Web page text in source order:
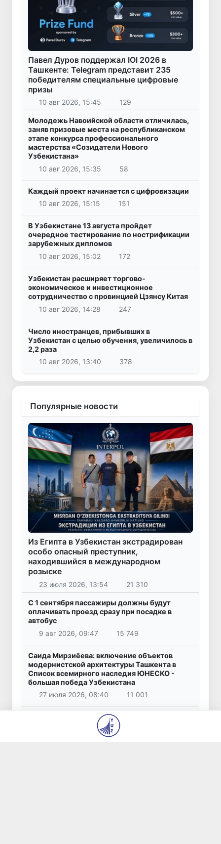
Павел Дуров поддержал IOI 2026 в
Ташкенте: Telegram представит 235
победителям специальные цифровые
призы
10 авг 2026, 15:45 129
Молодежь Навоийской области отличилась,
заняв призовые места на республиканском
этапе конкурса профессионального
мастерства «Созидатели Нового
Узбекистана»
10 авг 2026, 15:35
58
Каждый проект начинается с цифровизации
10 авг 2026, 15:15
151
В Узбекистане 13 августа пройдет
очередное тестирование по нострификации
зарубежных дипломов
10 авг 2026, 15:02
172
Узбекистан расширяет торгово-
экономическое и инвестиционное
сотрудничество с провинцией Цзянсу Китая
10 авг 2026, 14:28
247
Число иностранцев, прибывших в
Узбекистан с целью обучения, увеличилось в
2,2 раза
10 авг 2026, 13:40
378
Популярные новости
Из Египта в Узбекистан экстрадирован
особо опасный преступник,
находившийся в международном
розыске
23 июля 2026, 13:54 21 310
С 1 сентября пассажиры должны будут
оплачивать проезд сразу при посадке в
автобус
9 авг 2026, 09:47
15 749
Саида Мирзиёева: включение объектов
модернистской архитектуры Ташкента в
Список всемирного наследия ЮНЕСКО -
большая победа Узбекистана
27 июля 2026, 08:40
11 001
По всей республике продолжаются
мероприятия в рамках акции «Актуальные